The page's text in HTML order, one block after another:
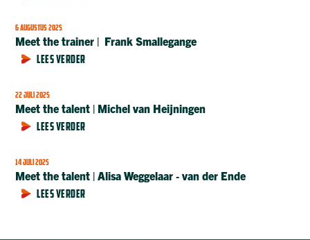
6 AUGUSTUS 2025
Meet the trainer | Frank Smallegange
LEES VERDER
22 JULI 2025
Meet the talent | Michel van Heijningen
LEES VERDER
14 JULI 2025
Meet the talent | Alisa Weggelaar ‑ van der Ende
LEES VERDER